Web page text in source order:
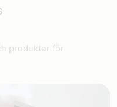
produkter för